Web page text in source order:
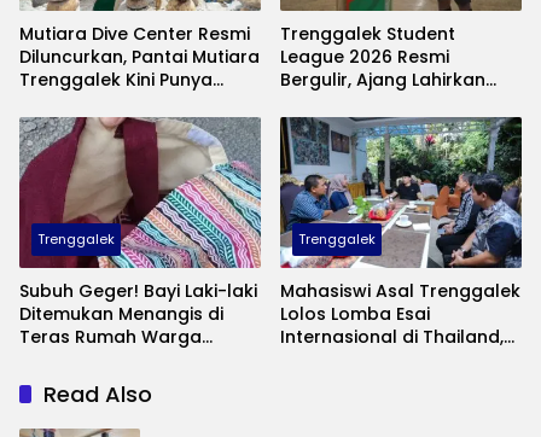
Mutiara Dive Center Resmi
Diluncurkan, Pantai Mutiara
Trenggalek Kini Punya
Andalan
Trenggalek Student
League 2026 Resmi
Bergulir, Ajang Lahirkan
Perebutkan Piala Bupati
Trenggalek
Subuh Geger! Bayi Laki-laki
Ditemukan Menangis di
Teras Rumah Warga
Pelaku Pembuangan
Trenggalek
Mahasiswi Asal Trenggalek
Lolos Lomba Esai
Internasional di Thailand,
Read Also